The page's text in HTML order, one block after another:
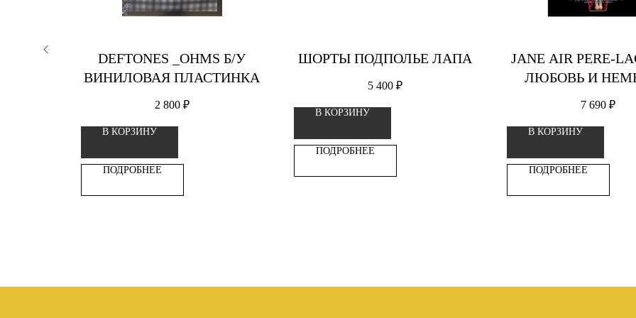
DEFTONES _OHMS Б/У
ВИНИЛОВАЯ ПЛАСТИНКА
2 800 ₽
В КОРЗИНУ
ПОДРОБНЕЕ
ШОРТЫ ПОДПОЛЬЕ ЛАПА
5 400 ₽
В КОРЗИНУ
ПОДРОБНЕЕ
JANE AIR PERE-
ЛЮБОВЬ И
СМЕРТИ 1LP
7 690 ₽
В КОРЗИНУ
ПОДРОБНЕЕ